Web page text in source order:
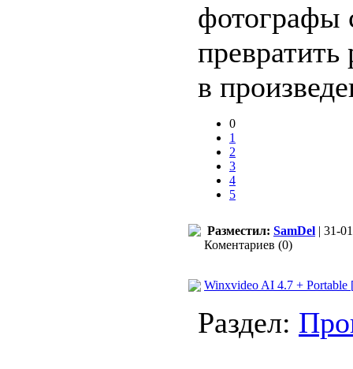
фотографы
в
0
1
2
3
4
5
Разместил: SamDel | 31-
Коментариев (0)
Winxvideo AI 4.7 + Portable
Раздел: